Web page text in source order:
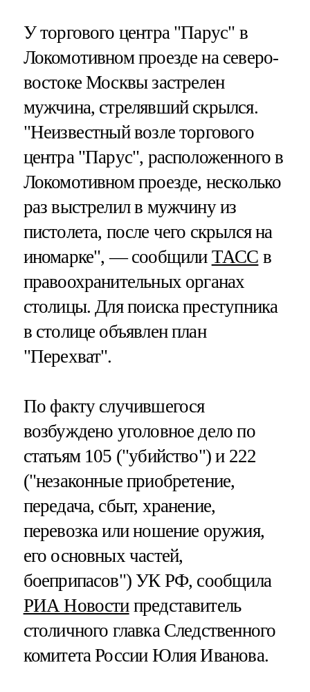
У торгового центра "Парус" в
Локомотивном проезде на северо-
востоке Москвы застрелен
мужчина, стрелявший скрылся.
"Неизвестный возле торгового
центра "Парус", расположенного в
Локомотивном проезде, несколько
раз выстрелил в мужчину из
пистолета, после чего скрылся на
иномарке", — сообщили ТАСС в
правоохранительных органах
столицы. Для поиска преступника
в столице объявлен план
"Перехват".
По факту случившегося
возбуждено уголовное дело по
статьям 105 ("убийство") и 222
("незаконные приобретение,
передача, сбыт, хранение,
перевозка или ношение оружия,
его основных частей,
боеприпасов") УК РФ, сообщила
РИА Новостипредставитель
столичного главка Следственного
комитета России Юлия Иванова.